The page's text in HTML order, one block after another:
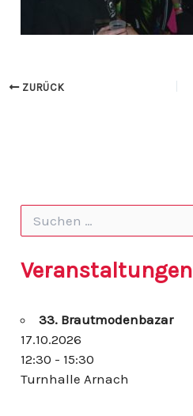
ZURÜCK
h
e
a
c
h
Veranstaltungen
33. Brautmodenbazar
17.10.2026
12:30 - 15:30
Turnhalle Arnach